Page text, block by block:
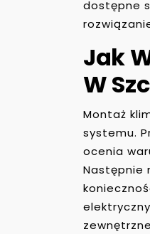
dostępne
Jak
W
Montaż
systemu.
ocenia
Następnie